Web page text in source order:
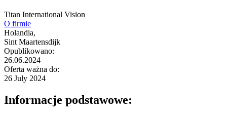
Titan International Vision
O firmie
Holandia,
Sint Maartensdijk
Opublikowano:
26.06.2024
Oferta ważna do:
26 July 2024
Informacje podstawowe: